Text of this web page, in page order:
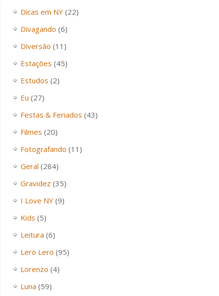
Dicas em NY(22)
Divagando (6)
Diversão (11)
Estações (45)
Estudos (2)
Eu (27)
Festas & Feriados (43)
Filmes (20)
Fotografando (11)
Geral (284)
Gravidez (35)
I Love NY(9)
Kids (5)
Leitura (6)
Lero Lero (95)
Lorenzo (4)
Luna (59)